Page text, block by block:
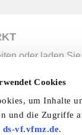
Cookies
um Inhalte
und die Zugriffe
ds-vf.vfmz.de.
oder laden
Info &